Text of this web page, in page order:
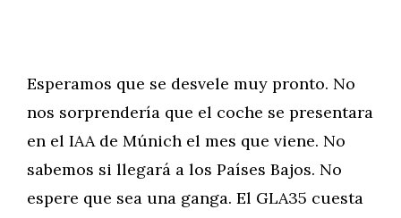
Esperamos que se desvele muy pronto. No
nos sorprendería que el coche se presentara
en el IAA de Múnich el mes que viene. No
sabemos si llegará a los Países Bajos. No
espere que sea una ganga. El GLA35 cuesta